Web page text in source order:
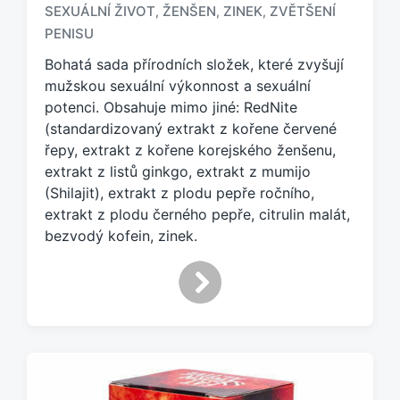
z
n
č
e
n
o
t
a
g
e
m
:
SEXUÁLNÍ ŽIVOT, ŽENŠEN, ZINEK, ZVĚTŠENÍ
PENISU
Bohatá sada přírodních složek, které zvyšují
mužskou sexuální výkonnost a sexuální
potenci. Obsahuje mimo jiné: RedNite
(standardizovaný extrakt z kořene červené
řepy, extrakt z kořene korejského ženšenu,
extrakt z listů ginkgo, extrakt z mumijo
(Shilajit), extrakt z plodu pepře ročního,
extrakt z plodu černého pepře, citrulin malát,
bezvodý kofein, zinek.